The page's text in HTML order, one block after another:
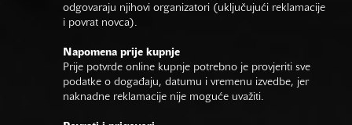
odgovaraju njihovi organizatori (uključujući reklamacije
i povrat novca).
Napomena prije kupnje
Prije potvrde online kupnje potrebno je provjeriti sve
podatke o događaju, datumu i vremenu izvedbe, jer
naknadne reklamacije nije moguće uvažiti.